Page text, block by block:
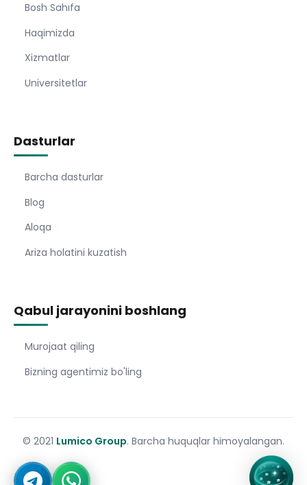
Bosh Sahıfa
Haqimizda
Xizmatlar
Universitetlar
Dasturlar
Barcha dasturlar
Blog
Aloqa
Ariza holatini kuzatish
Qabul jarayonini boshlang
Murojaat qiling
Bizning agentimiz bo'ling
© 2021 Lumico Group. Barcha huquqlar himoyalangan.